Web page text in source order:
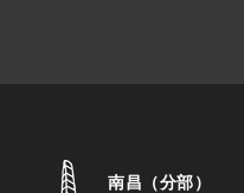
南昌（分部）